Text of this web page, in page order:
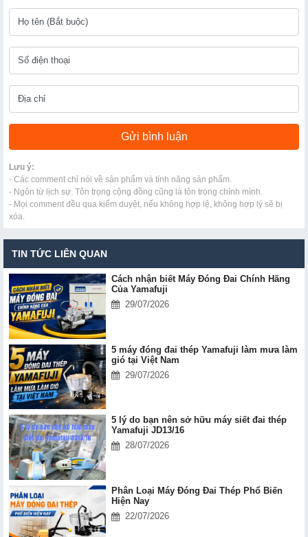
Lưu ý:
- Các comment chỉ nói về sản phẩm và tính năng sản phẩm.
- Ngôn từ lịch sự. Tôn trọng cộng đồng cũng là tôn trọng chính mình.
- Mọi comment đều qua kiểm duyệt, nếu không hợp lệ, không hợp lý sẽ bị
xóa.
TIN TỨC LIÊN QUAN
Cách nhận biết Máy Đóng Đai Chính Hãng
Của Yamafuji
29/07/2026
5 máy đóng đai thép Yamafuji làm mưa làm
gió tại Việt Nam
29/07/2026
5 lý do bạn nên sở hữu máy siết đai thép
Yamafuji JD13/16
28/07/2026
Phân Loại Máy Đóng Đai Thép Phổ Biến
Hiện Nay
22/07/2026